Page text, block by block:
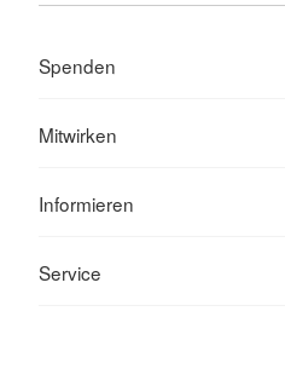
Spenden
Mitwirken
Informieren
Service